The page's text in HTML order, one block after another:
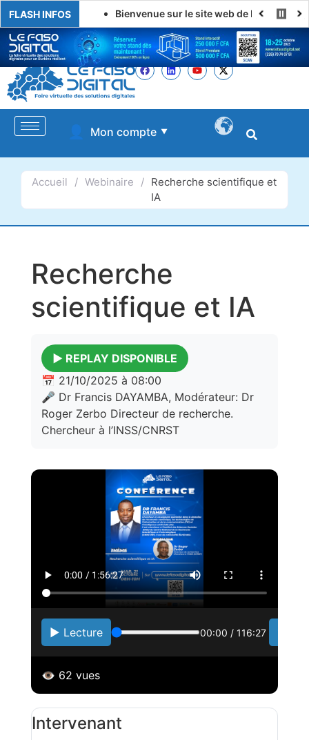
FLASH INFOS Bienvenue sur le site web de LE FASO DIGITAL
👤 Mon compte ▼
Accueil / Webinaire / Recherche scientifique et
IA
Recherche
scientifique et IA
▶️ REPLAY DISPONIBLE
📅 21/10/2025 à 08:00
🎤 Dr Francis DAYAMBA, Modérateur: Dr
Roger Zerbo Directeur de recherche.
Chercheur à l’INSS/CNRST
▶️ Lecture 00:00 / 116:27
👁️ 62 vues
Intervenant